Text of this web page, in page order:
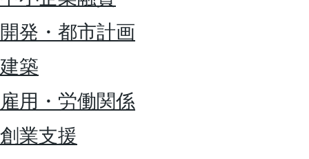
開発・都市計画
建築
雇用・労働関係
創業支援